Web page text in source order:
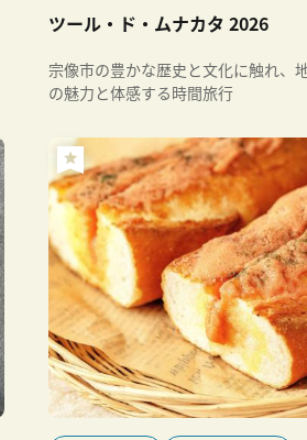
ツール・ド・ムナカタ 2026
宗像市の豊かな歴史と文化に触れ、
の魅力と体感する時間旅行